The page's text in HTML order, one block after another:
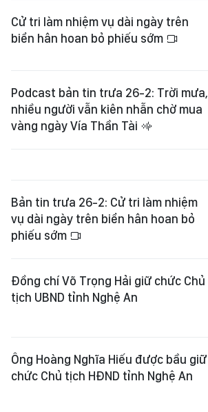
Cử tri làm nhiệm vụ dài ngày trên
biển hân hoan bỏ phiếu sớm
Podcast bản tin trưa 26-2: Trời mưa,
nhiều người vẫn kiên nhẫn chờ mua
vàng ngày Vía Thần Tài
Bản tin trưa 26-2: Cử tri làm nhiệm
vụ dài ngày trên biển hân hoan bỏ
phiếu sớm
Đồng chí Võ Trọng Hải giữ chức Chủ
tịch UBND tỉnh Nghệ An
Ông Hoàng Nghĩa Hiếu được bầu giữ
chức Chủ tịch HĐND tỉnh Nghệ An